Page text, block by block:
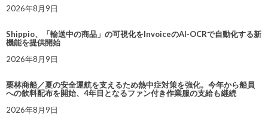
2026年8月9日
Shippio、「輸送中の商品」の可視化をInvoiceのAI-OCRで自動化する新
機能を提供開始
2026年8月9日
栗林商船／夏の安全運航を支えるため熱中症対策を強化。今年から船員
への飲料配布を開始、4年目となるファン付き作業服の支給も継続
2026年8月9日